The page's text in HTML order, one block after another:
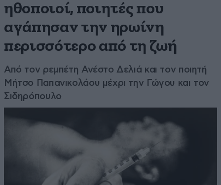
ηθοποιοί, ποιητές που
αγάπησαν την ηρωίνη
περισσότερο από τη ζωή
Από τον ρεμπέτη Ανέστο Δελιά και τον ποιητή
Μήτσο Παπανικολάου μέχρι την Γώγου και τον
Σιδηρόπουλο